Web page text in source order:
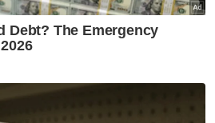
memuatkan sehingga 100 kg
jauh lebih banyak berbanding dron
sekitar 10 kg sahaja.
menarik, alat itu
sehingga 100 kilogram